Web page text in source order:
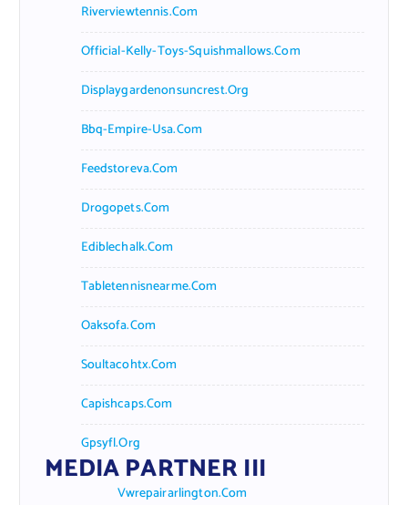
Riverviewtennis.com
Official-Kelly-Toys-Squishmallows.com
Displaygardenonsuncrest.org
Bbq-Empire-Usa.com
Feedstoreva.com
Drogopets.com
Ediblechalk.com
Tabletennisnearme.com
Oaksofa.com
Soultacohtx.com
Capishcaps.com
Gpsyfl.org
MEDIA PARTNER III
Vwrepairarlington.com